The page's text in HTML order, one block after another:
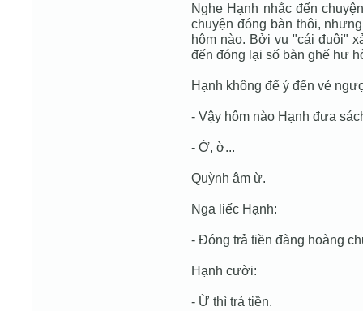
Nghe Hạnh nhắc đến
chuyện đóng bàn thôi,
hôm nào. Bởi vụ "cái đuôi"
đến đóng lại số bàn ghế hư
Hạnh không để ý đến vẻ
- Vậy hôm nào Hạnh đưa
- Ờ, ờ...
Quỳnh ậm ừ.
Nga liếc Hạnh:
- Đóng trả tiền đàng hoàng
Hạnh cười:
- Ừ thì trả tiền.